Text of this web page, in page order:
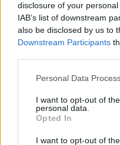
disclosure of your
IAB’s list of downstream
also be disclosed by us to
Downstream Participants
Please note that this
not limited to your visit or
grant or deny consent to
use your data for below
consent section.
Personal Data
I want to opt-out of
personal data.
Opted In
I want to opt-out of
Ανησυχία για τον ιό
κρούσματα και 6
06.08.2026